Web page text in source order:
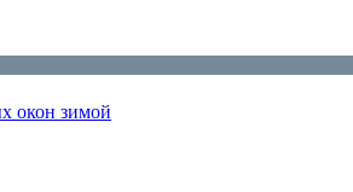
окон зимой